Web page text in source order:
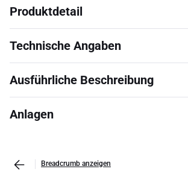
Produktdetail
Technische Angaben
Ausführliche Beschreibung
Anlagen
Breadcrumb anzeigen